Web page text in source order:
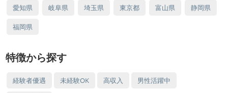
愛知県 岐阜県 埼玉県 東京都 富山県 静岡県
福岡県
特徴から探す
経験者優遇 未経験OK 高収入 男性活躍中